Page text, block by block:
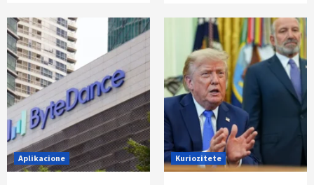
Aplikacione Kuriozitete